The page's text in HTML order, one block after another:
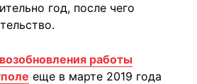
год, после чего
возобновления работы
еще в марте 2019 года